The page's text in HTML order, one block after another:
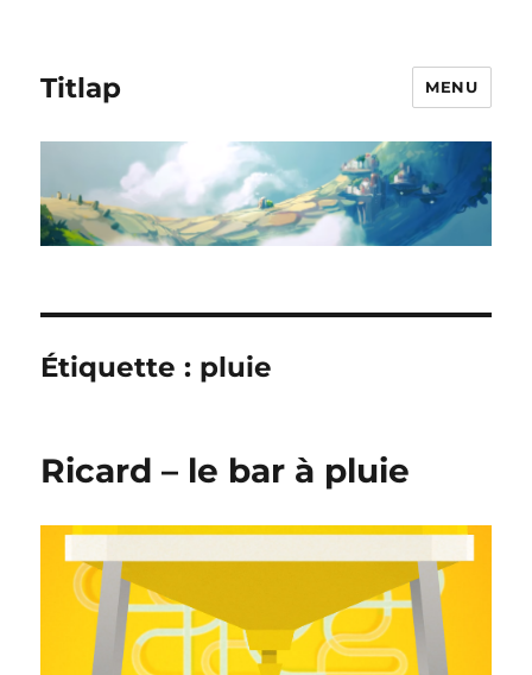
Titlap MENU
Étiquette : pluie
Ricard – le bar à pluie